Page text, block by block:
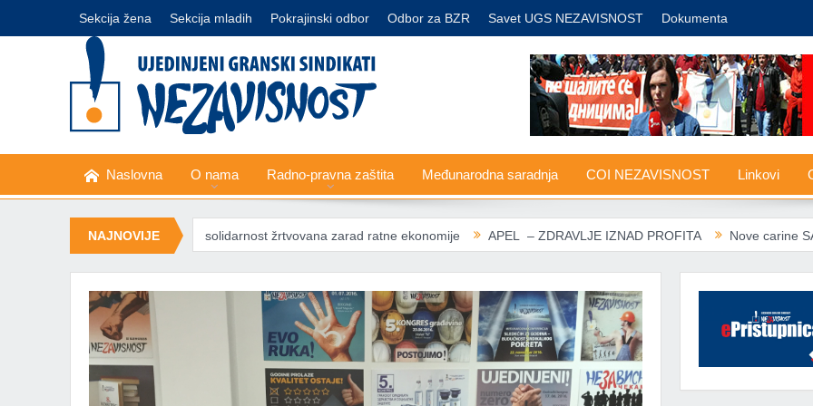
Sekcija žena Sekcija mladih Pokrajinski odbor Odbor za BZR Savet UGS NEZAVISNOST Dokumenta
Naslovna O nama Radno-pravna zaštita Međunarodna saradnja COI NEZAVISNOST Linkovi
NAJNOVIJE
Međunarodna solidarnost žrtvovana zarad ratne ekonomije APEL – ZDRAVLJE IZNAD PROFITA Nove carine SAD: Evropski